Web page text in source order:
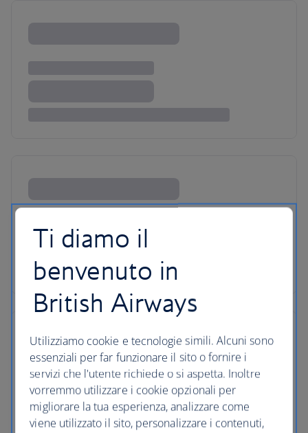
Ti diamo il
benvenuto in
British Airways
Utilizziamo cookie e tecnologie simili. Alcuni sono
essenziali per far funzionare il sito o fornire i
servizi che l'utente richiede o si aspetta. Inoltre
vorremmo utilizzare i cookie opzionali per
migliorare la tua esperienza, analizzare come
viene utilizzato il sito, personalizzare i contenuti,